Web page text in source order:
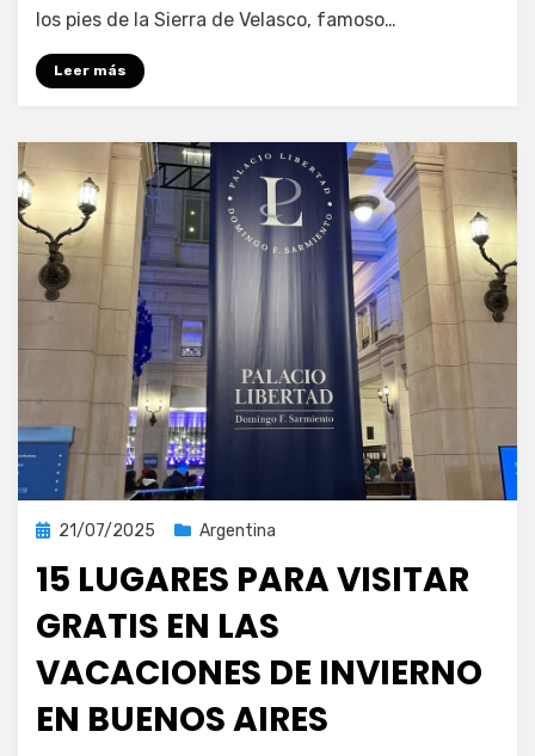
los pies de la Sierra de Velasco, famoso…
Leer más
Publicada
21/07/2025 Argentina
15 LUGARES PARA VISITAR
GRATIS EN LAS
VACACIONES DE INVIERNO
EN BUENOS AIRES